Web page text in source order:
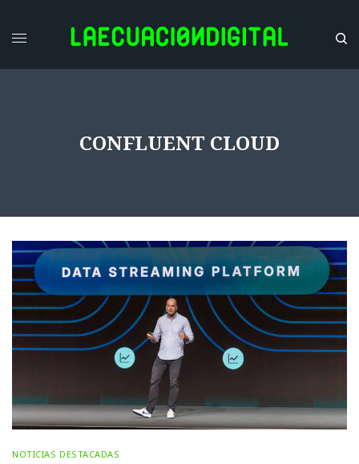
CONFLUENT CLOUD
NOTICIAS DESTACADAS